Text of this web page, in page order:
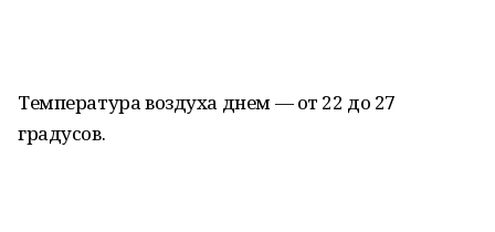
Температура воздуха днем — от 22 до 27
градусов.